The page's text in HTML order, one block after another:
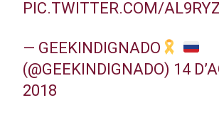
PIC.TWITTER.COM/
— GEEKINDIGNADO
(@GEEKINDIGNADO) 14
2018